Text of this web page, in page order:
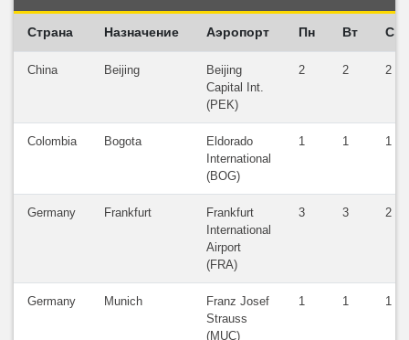
Страна Назначение Аэропорт Пн Вт Ср
China Beijing
Beijing
Capital Int.
(PEK)
2 2 2
Colombia Bogota
Eldorado
International
(BOG)
1 1 1
Germany Frankfurt
Frankfurt
International
Airport
(FRA)
3 3 2
Germany Munich
Franz Josef
Strauss
(MUC)
1 1 1